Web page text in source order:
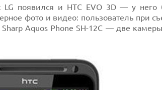
LG появился и HTC EVO 3D — у
фото и видео: пользователь при
Aquos Phone SH-12C — две